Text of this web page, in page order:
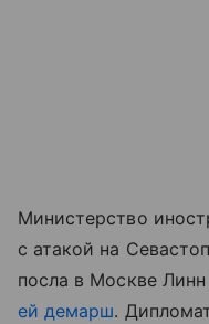
Министерство
с атакой на
посла в Москве
ей демарш.